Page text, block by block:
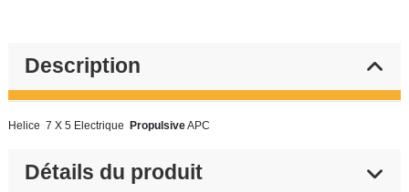
Description
Helice 7 X 5 Electrique PropulsiveAPC
Détails du produit